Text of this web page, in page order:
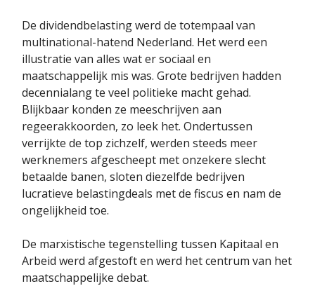
De dividendbelasting werd de totempaal van
multinational-hatend Nederland. Het werd een
illustratie van alles wat er sociaal en
maatschappelijk mis was. Grote bedrijven hadden
decennialang te veel politieke macht gehad.
Blijkbaar konden ze meeschrijven aan
regeerakkoorden, zo leek het. Ondertussen
verrijkte de top zichzelf, werden steeds meer
werknemers afgescheept met onzekere slecht
betaalde banen, sloten diezelfde bedrijven
lucratieve belastingdeals met de fiscus en nam de
ongelijkheid toe.
De marxistische tegenstelling tussen Kapitaal en
Arbeid werd afgestoft en werd het centrum van het
maatschappelijke debat.